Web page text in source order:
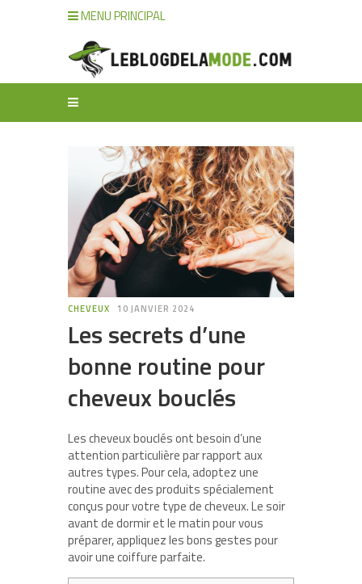
MENU PRINCIPAL
CHEVEUX 10 JANVIER 2024
Les secrets d’une
bonne routine pour
cheveux bouclés
Les cheveux bouclés ont besoin d’une
attention particulière par rapport aux
autres types. Pour cela, adoptez une
routine avec des produits spécialement
conçus pour votre type de cheveux. Le soir
avant de dormir et le matin pour vous
préparer, appliquez les bons gestes pour
avoir une coiffure parfaite.